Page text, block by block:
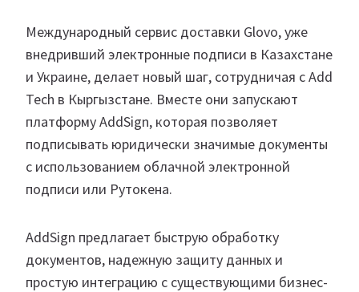
Международный сервис доставки Glovo, уже
внедривший электронные подписи в Казахстане
и Украине, делает новый шаг, сотрудничая с Add
Tech в Кыргызстане. Вместе они запускают
платформу AddSign, которая позволяет
подписывать юридически значимые документы
с использованием облачной электронной
подписи или Рутокена.
AddSign предлагает быструю обработку
документов, надежную защиту данных и
простую интеграцию с существующими бизнес-